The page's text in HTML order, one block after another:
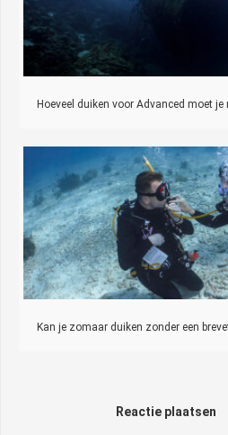
Hoeveel duiken voor Advanced moet je
Kan je zomaar duiken zonder een
Reactie plaatsen